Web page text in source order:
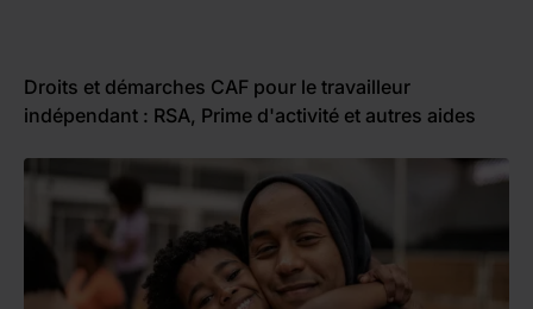
Droits et démarches CAF pour le travailleur
indépendant : RSA, Prime d'activité et autres aides